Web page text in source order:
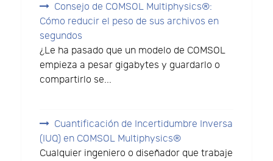
Consejo de COMSOL Multiphysics®:
Cómo reducir el peso de sus archivos en
segundos
¿Le ha pasado que un modelo de COMSOL
empieza a pesar gigabytes y guardarlo o
compartirlo se...
Cuantificación de Incertidumbre Inversa
(IUQ) en COMSOL Multiphysics®
Cualquier ingeniero o diseñador que trabaje